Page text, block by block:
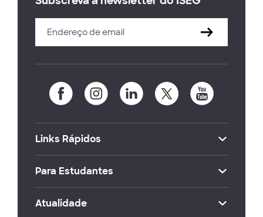
Links Rápidos
Para Estudantes
Atualidade